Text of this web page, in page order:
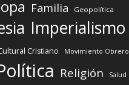
Familia Geopolítica
Imperialismo
Cristiano Movimiento Obrero
Religión Salud